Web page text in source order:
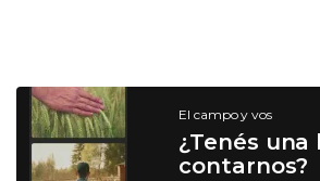
El campo y vos
¿Tenés
contarnos?